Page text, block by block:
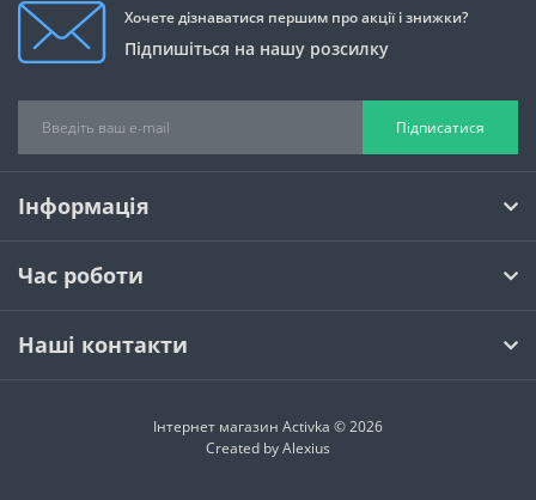
Хочете дізнаватися першим про акції і знижки?
Підпишіться на нашу розсилку
Підписатися
Інформація
Час роботи
Наші контакти
Інтернет магазин Activka © 2026
Created byAlexius